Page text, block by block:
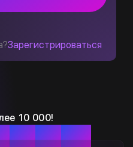
10 000!
Зарегистрироваться